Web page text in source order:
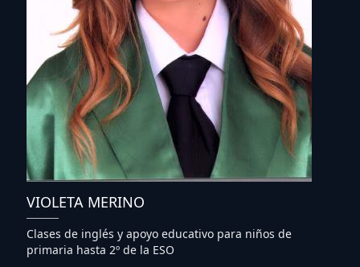
VIOLETA MERINO
Clases de inglés y apoyo educativo para niños de
primaria hasta 2º de la ESO